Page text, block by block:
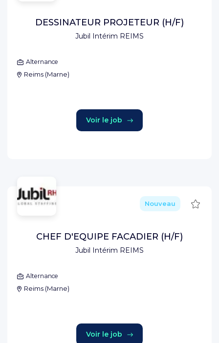
Jubil Intérim REIMS
DESSINATEUR PROJETEUR (H/F)
Alternance
Reims (Marne)
Voir le job
Jubil Intérim REIMS
Nouveau
CHEF D'EQUIPE FACADIER (H/F)
Alternance
Reims (Marne)
Voir le job